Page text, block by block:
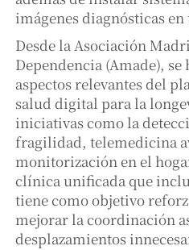
imágenes diagnósticas
Desde la Asociación
Dependencia (Amade),
aspectos relevantes del
salud digital para la
iniciativas como la
fragilidad, telemedicina
monitorización en el
clínica unificada que
tiene como objetivo
mejorar la coordinación
desplazamientos